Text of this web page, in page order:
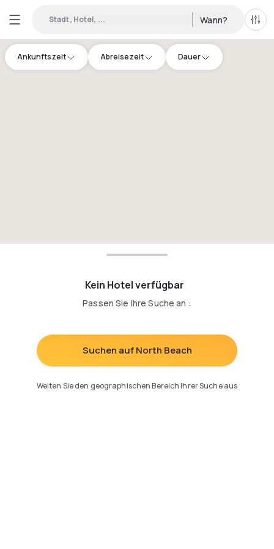
Stadt, Hotel, ... Wann? Alle
Ankunftszeit Abreisezeit Dauer
Kein Hotel verfügbar
Passen Sie Ihre Suche an :
Suchen auf North Beach
Weiten Sie den geographischen Bereich Ihrer Suche aus